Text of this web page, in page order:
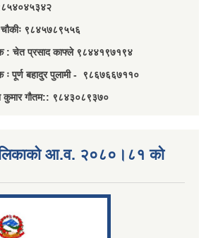
९८५४०४५३४२
९८४५७८९५५६
: चेत प्रसाद काफ्ले ९८४४१९७१९४
ः पूर्ण बहादुर पुलामी - ९८६७६६७११०
कुमार गौतम:: ९८४३०८९३७०
आ.व. २०८०।८१ को